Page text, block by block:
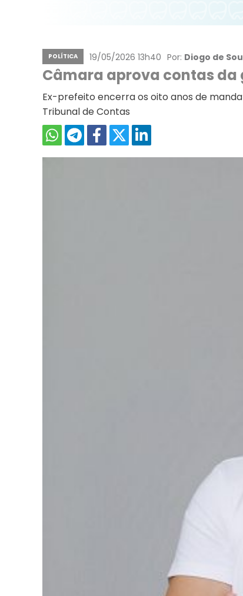
POLÍTICA 19/05/2026 13h40 Por: Diogo de
Câmara aprova contas da
Ex-prefeito encerra os oito anos de
Tribunal de Contas